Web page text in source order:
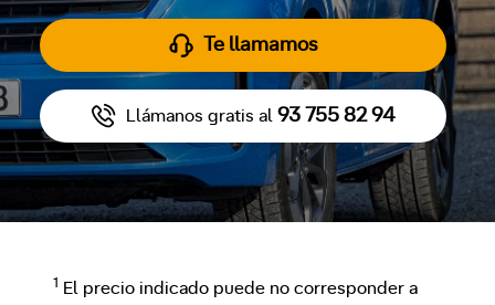
Te llamamos
Llámanos gratis al 93 755 82 94
1
El precio indicado puede no corresponder a